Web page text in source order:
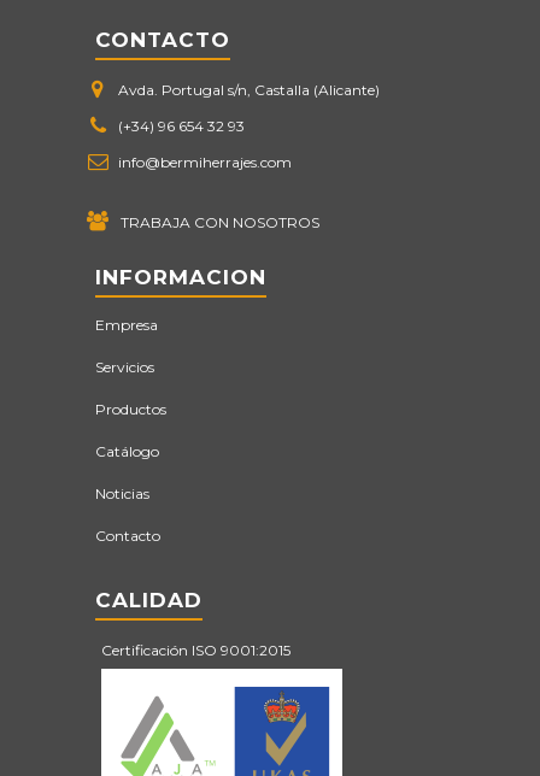
CONTACTO
Avda. Portugal s/n, Castalla (Alicante)
(+34) 96 654 32 93
info@bermiherrajes.com
TRABAJA CON NOSOTROS
INFORMACION
Empresa
Servicios
Productos
Catálogo
Noticias
Contacto
CALIDAD
Certificación ISO 9001:2015